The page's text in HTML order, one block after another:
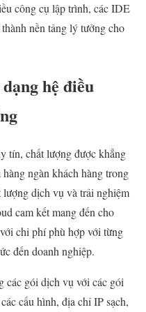
công cụ lập trình, các IDE
nền tảng lý tưởng cho
hệ điều
tín, chất lượng được khẳng
ngàn khách hàng trong
dịch vụ và trải nghiệm
cam kết mang đến cho
chi phí phù hợp với từng
đến doanh nghiệp.
các gói dịch vụ với các gói
cấu hình, địa chỉ IP sạch,